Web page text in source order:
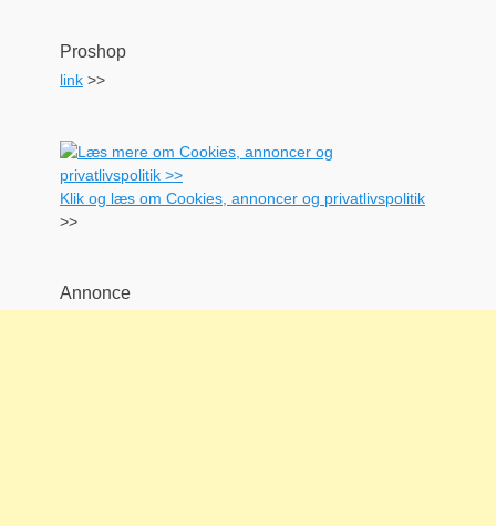
Proshop
link >>
Klik og læs om Cookies, annoncer og privatlivspolitik
>>
Annonce